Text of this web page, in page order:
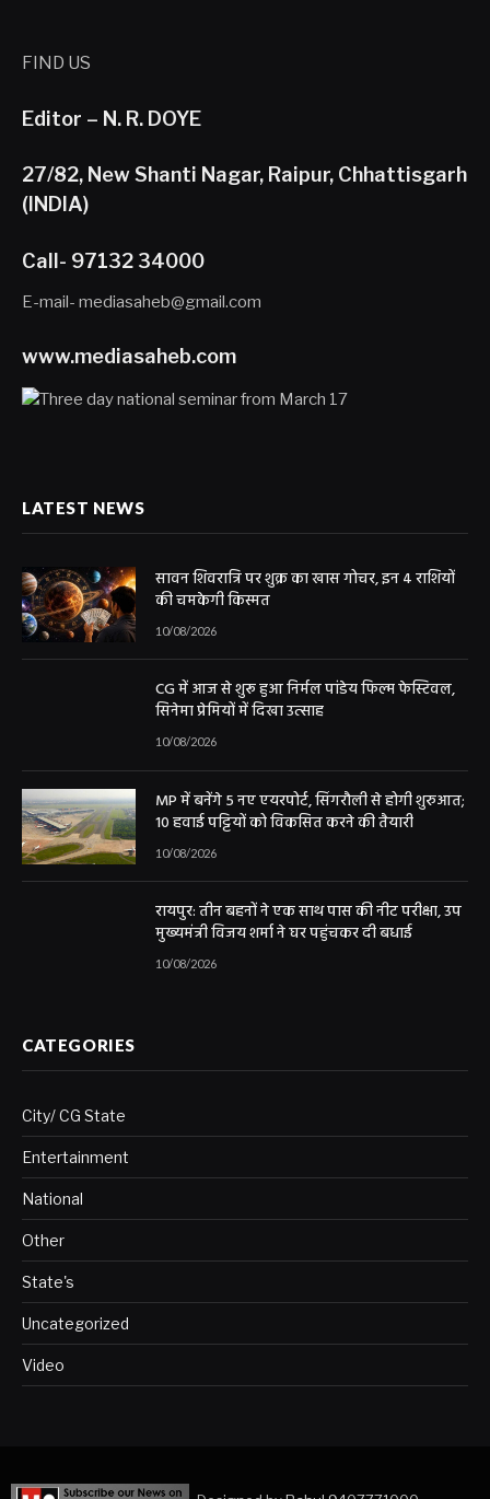
FIND US
Editor – N. R. DOYE
27/82, New Shanti Nagar, Raipur, Chhattisgarh
(INDIA)
Call- 97132 34000
E-mail- mediasaheb@gmail.com
www.mediasaheb.com
LATEST NEWS
सावन शिवरात्रि पर शुक्र का खास गोचर, इन 4 राशियों
की चमकेगी किस्मत
10/08/2026
CG में आज से शुरू हुआ निर्मल पांडेय फिल्म फेस्टिवल,
सिनेमा प्रेमियों में दिखा उत्साह
10/08/2026
MP में बनेंगे 5 नए एयरपोर्ट, सिंगरौली से होगी शुरुआत;
10 हवाई पट्टियों को विकसित करने की तैयारी
10/08/2026
रायपुर: तीन बहनों ने एक साथ पास की नीट परीक्षा, उप
मुख्यमंत्री विजय शर्मा ने घर पहुंचकर दी बधाई
10/08/2026
CATEGORIES
City/ CG State
Entertainment
National
Other
State's
Uncategorized
Video